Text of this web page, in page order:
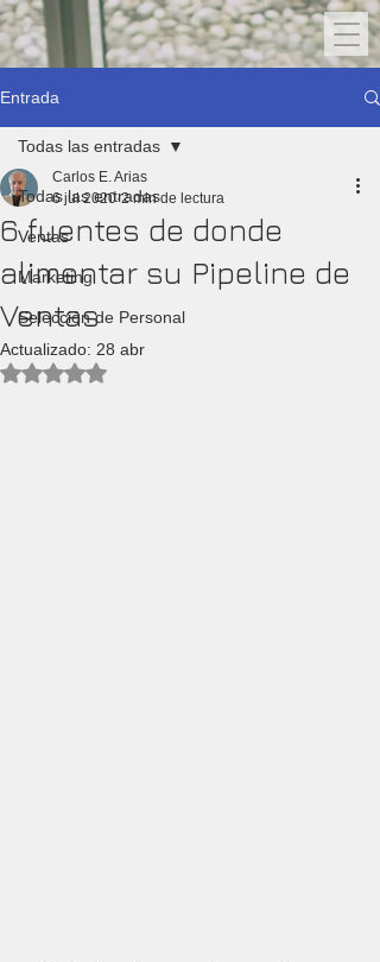
Entrada
Todas las entradas
Ventas
Marketing
Selección de Personal
Todas las entradas
6 fuentes de donde
alimentar su Pipeline de
Ventas
Carlos E. Arias
6 jul 2020 2 min de lectura
Actualizado: 28 abr
Obtuvo NaN de 5 estrellas.